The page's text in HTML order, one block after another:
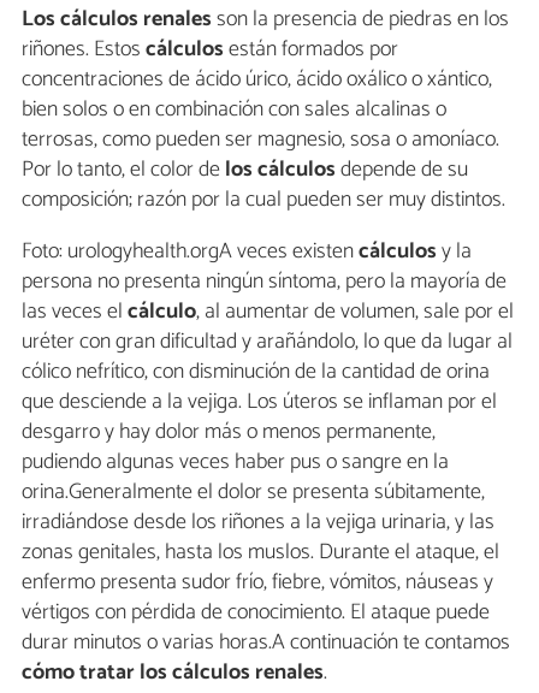
Los cálculos renalesson la presencia de piedras en los
riñones. Estoscálculosestán formados por
concentraciones de ácido úrico, ácido oxálico o xántico,
bien solos o en combinación con sales alcalinas o
terrosas, como pueden ser magnesio, sosa o amoníaco.
Por lo tanto, el color delos cálculosdepende de su
composición; razón por la cual pueden ser muy distintos.
Foto: urologyhealth.orgA veces existencálculosy la
persona no presenta ningún síntoma, pero la mayoría de
las veces elcálculo, al aumentar de volumen, sale por el
uréter con gran dificultad y arañándolo, lo que da lugar al
cólico nefrítico, con disminución de la cantidad de orina
que desciende a la vejiga. Los úteros se inflaman por el
desgarro y hay dolor más o menos permanente,
pudiendo algunas veces haber pus o sangre en la
orina.Generalmente el dolor se presenta súbitamente,
irradiándose desde los riñones a la vejiga urinaria, y las
zonas genitales, hasta los muslos. Durante el ataque, el
enfermo presenta sudor frío, fiebre, vómitos, náuseas y
vértigos con pérdida de conocimiento. El ataque puede
durar minutos o varias horas.A continuación te contamos
cómo tratar los cálculos renales.